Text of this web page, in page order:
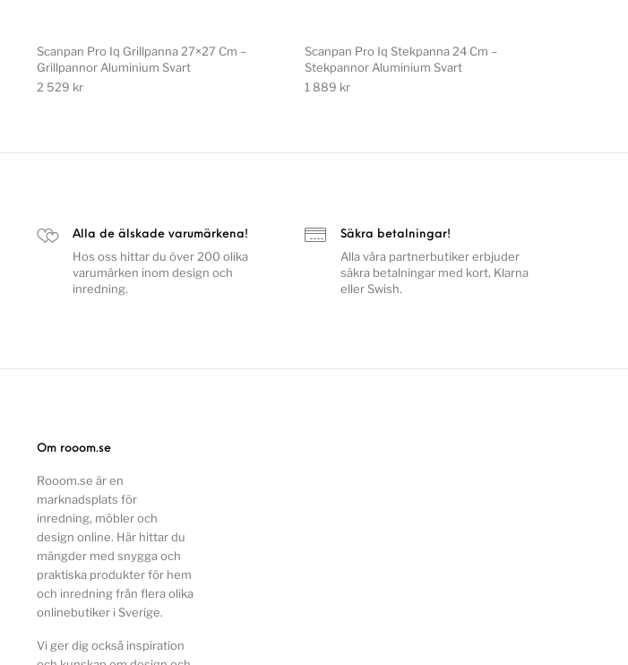
Scanpan Pro Iq Grillpanna 27×27 Cm –
Grillpannor Aluminium Svart
2 529 kr
Scanpan Pro Iq Stekpanna 24 Cm –
Stekpannor Aluminium Svart
1 889 kr
Alla de älskade varumärkena!
Hos oss hittar du över 200 olika
varumärken inom design och
inredning.
Säkra betalningar!
Alla våra partnerbutiker erbjuder
säkra betalningar med kort, Klarna
eller Swish.
Om rooom.se
Rooom.se är en
marknadsplats för
inredning, möbler och
design online. Här hittar du
mängder med snygga och
praktiska produkter för hem
och inredning från flera olika
onlinebutiker i Sverige.
Vi ger dig också inspiration